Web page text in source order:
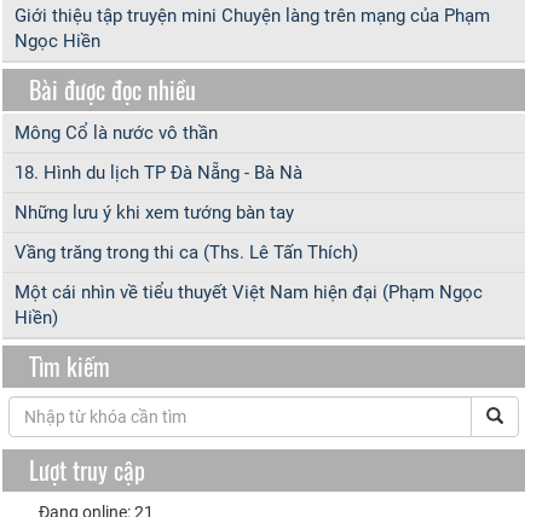
Giới thiệu tập truyện mini Chuyện làng trên mạng của Phạm
Ngọc Hiền
Bài được đọc nhiều
Mông Cổ là nước vô thần
18. Hình du lịch TP Đà Nẵng - Bà Nà
Những lưu ý khi xem tướng bàn tay
Vầng trăng trong thi ca (Ths. Lê Tấn Thích)
Một cái nhìn về tiểu thuyết Việt Nam hiện đại (Phạm Ngọc
Hiền)
Tìm kiếm
Lượt truy cập
Đang online: 21